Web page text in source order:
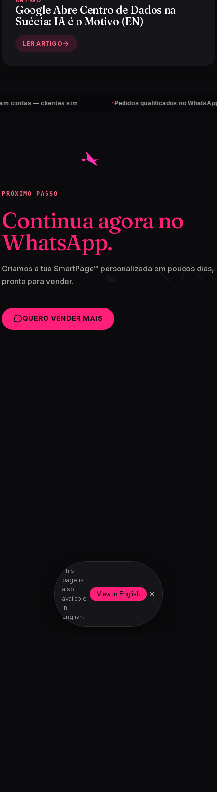
This
page is
also
available
in
English.
View in English ×
Google Abre Centro de Dados na
Suécia: IA é o Motivo (EN)
LER ARTIGO
— clientes sim Pedidos qualificados no WhatsApp, todos
PRÓXIMO PASSO
Continua agora no
WhatsApp.
Criamos a tua SmartPage™ personalizada em poucos dias,
pronta para vender.
QUERO VENDER MAIS